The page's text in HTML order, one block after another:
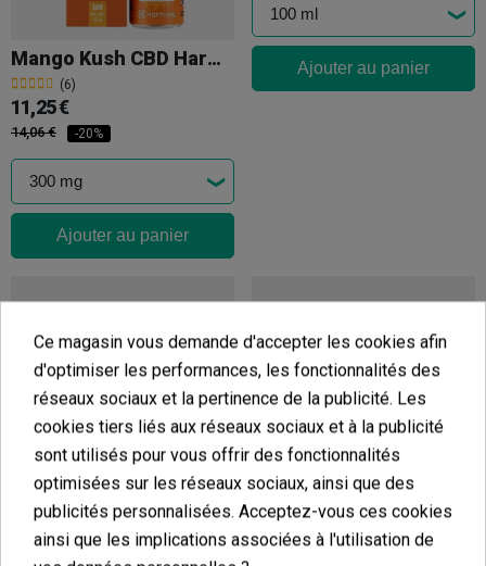
Mango Kush CBD Harmony E-Liquid
(6)
11,25 €
14,06 € -20%
Ajouter au panier
Ajouter au panier
Fleurs De CBD 'Cereal Milk' Cookies
(5) (4)
Ce magasin vous demande d'accepter les cookies afin
d'optimiser les performances, les fonctionnalités des
réseaux sociaux et la pertinence de la publicité. Les
cookies tiers liés aux réseaux sociaux et à la publicité
sont utilisés pour vous offrir des fonctionnalités
optimisées sur les réseaux sociaux, ainsi que des
publicités personnalisées. Acceptez-vous ces cookies
ainsi que les implications associées à l'utilisation de